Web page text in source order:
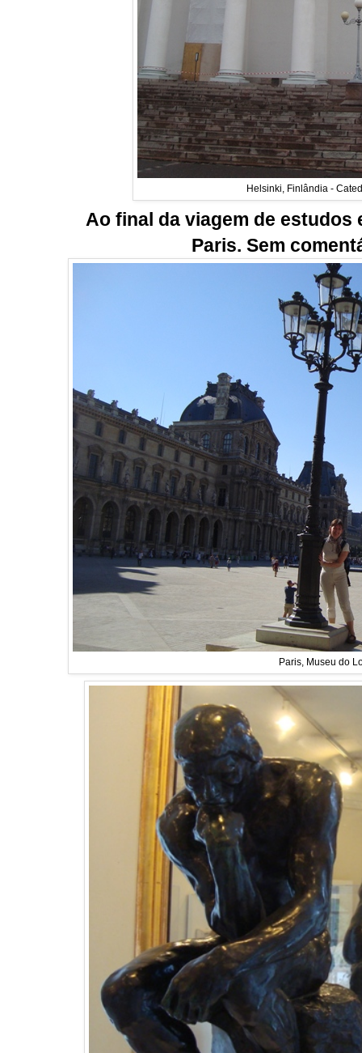
Helsinki, Finlândia -
Ao final da viagem de estudos
Paris. Sem
Paris, Museu do